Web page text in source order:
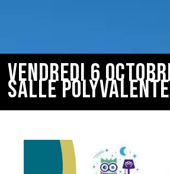
VENDREDI 6
SALLE POLYVALENTE